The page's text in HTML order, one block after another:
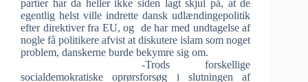
partier har da heller ikke siden lagt skjul på, at de
egentlig helst ville indrette dansk udlændingepolitik
efter direktiver fra EU, og de har med undtagelse af
nogle få politikere afvist at diskutere islam som noget
problem, danskerne burde bekymre sig om.
-Trods forskellige
socialdemokratiske oprørsforsøg i slutningen af